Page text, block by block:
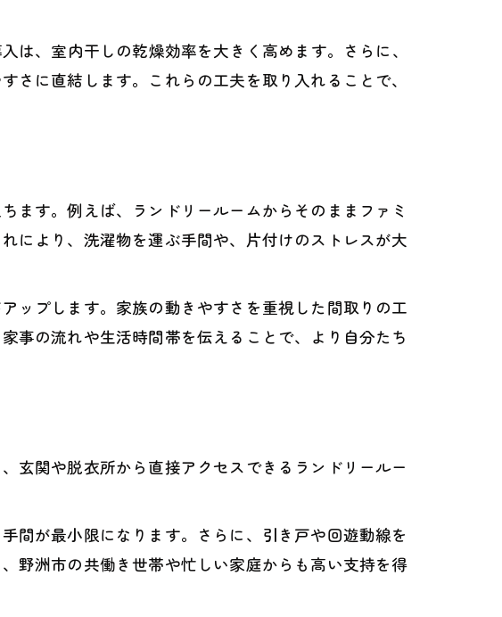
干し法
対策
屋干し
し対策
くり
アイデア
設計術
し工夫
方法
干し空間
、室内干しの乾燥効率を大きく高めます。さらに、
に直結します。これらの工夫を取り入れることで、
ます。例えば、ランドリールームからそのままファミ
により、洗濯物を運ぶ手間や、片付けのストレスが大
ップします。家族の動きやすさを重視した間取りの工
事の流れや生活時間帯を伝えることで、より自分たち
玄関や脱衣所から直接アクセスできるランドリールー
間が最小限になります。さらに、引き戸や回遊動線を
野洲市の共働き世帯や忙しい家庭からも高い支持を得